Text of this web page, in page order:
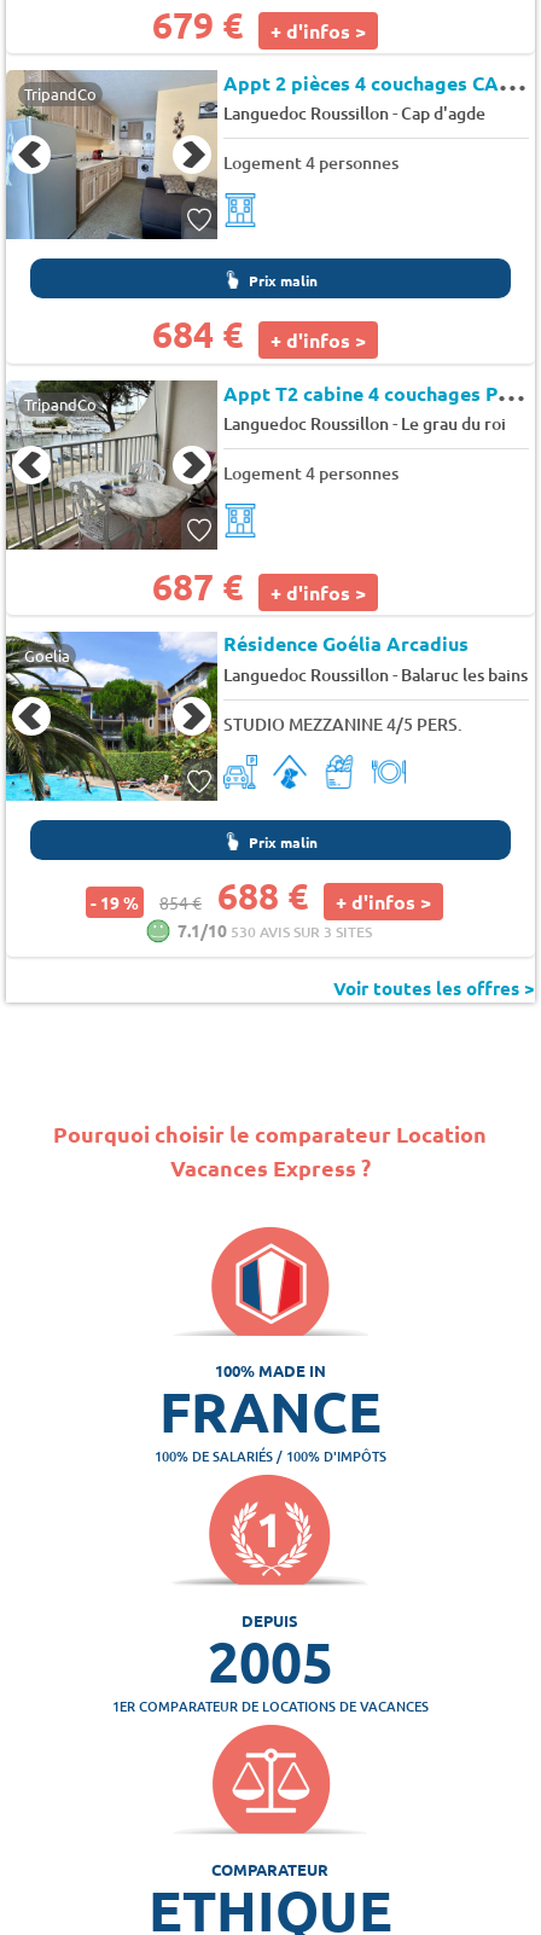
679 € + d'infos >
TripandCo A
ppt 2 pièces 4 couchages CAP D'AGDE - Le naxos
Languedoc Roussillon-Cap d'agde
Logement 4 personnes
Prix malin
684 € + d'infos >
TripandCo A
ppt T2 cabine 4 couchages PORT CAMARGUE - Les caravelles
Languedoc Roussillon- Le grau du roi
Logement 4 personnes
687 € + d'infos >
Goelia Résidence Goélia Arcadius
Languedoc Roussillon- Balaruc les bains
STUDIO MEZZANINE 4/5 PERS.
Prix malin
- 19 % 854 € 688 € + d'infos >
7.1/10 530 AVIS SUR 3 SITES
Voir toutes les offres >
Pourquoi choisir le comparateur Location
Vacances Express ?
100% MADE IN
FRANCE
100% DE SALARIÉS / 100% D'IMPÔTS
DEPUIS
2005
1ER COMPARATEUR DE LOCATIONS DE VACANCES
COMPARATEUR
ETHIQUE